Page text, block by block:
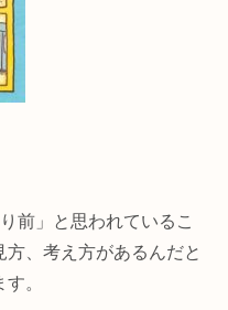
前」と思われているこ
、考え方があるんだと
。